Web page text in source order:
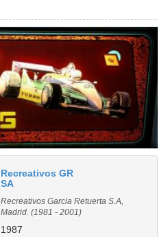
Recreativos GR
SA
Recreativos Garcia Retuerta S.A,
Madrid. (1981 - 2001)
1987